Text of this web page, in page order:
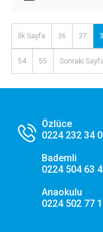
İlk Sayfa 36 37
54 55 Sonraki Sayfa
Özlüce
0224 232 34
Bademli
0224 504 63
Anaokulu
0224 502 77